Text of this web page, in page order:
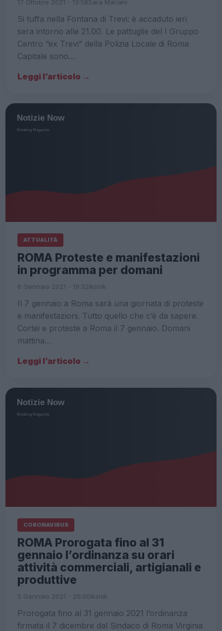
17 Ottobre 2021 - 13:58Sara Mariani
Si tuffa nella Fontana di Trevi: è accaduto ieri
sera intorno alle 21.00. Le pattuglie del I Gruppo
Centro “ex Trevi” della Polizia Locale di Roma
Capitale sono…
Leggi l’articolo →
ATTUALITÀ
ROMA Proteste e manifestazioni
in programma per domani
6 Gennaio 2021 - 19:32Iksnik
Il 7 gennaio a Roma sarà una giornata di proteste
e manifestazioni. Tutto quello che c’è da sapere.
Cortei e proteste a Roma il 7 gennaio. Domani
mattina…
Leggi l’articolo →
CORONAVIRUS
ROMA Prorogata fino al 31
gennaio l’ordinanza su orari
attività commerciali, artigianali e
produttive
5 Gennaio 2021 - 20:00Iksnik
Prorogata fino al 31 gennaio 2021 l’ordinanza
firmata il 7 dicembre dal Sindaco di Roma Virginia